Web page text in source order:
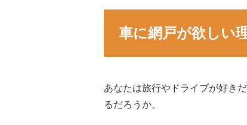
車に網戸が欲しい
あなたは旅行やドライブが好き
るだろうか。